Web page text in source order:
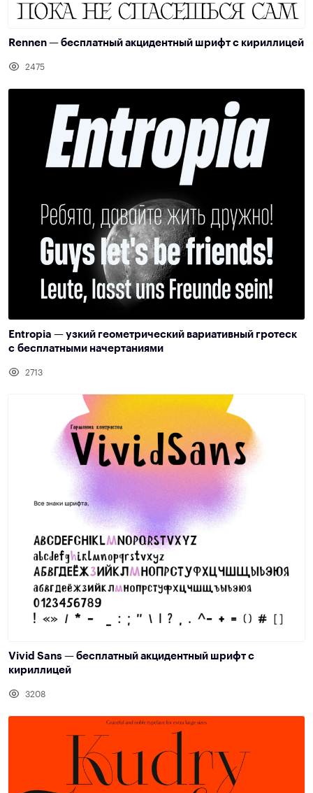
Rennen — бесплатный акцидентный шрифт с кириллицей
2475
Entropia — узкий геометрический вариативный гротеск
с бесплатными начертаниями
2713
Vivid Sans — бесплатный акцидентный шрифт с
кириллицей
3208